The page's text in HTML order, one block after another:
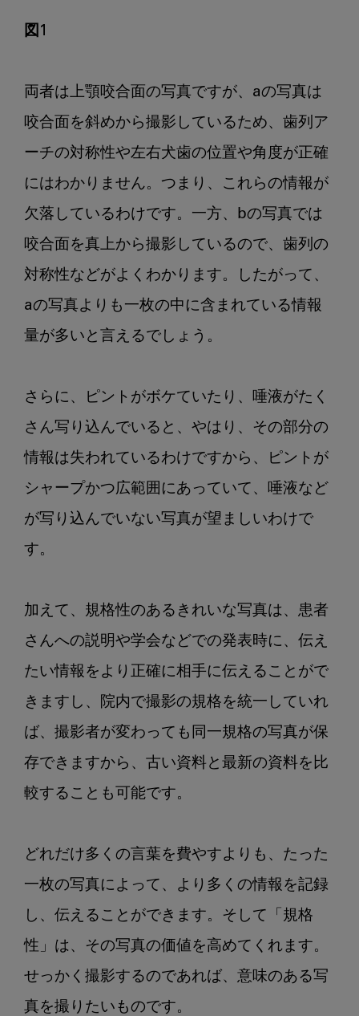
図1
両者は上顎咬合面の写真ですが、aの写真は
咬合面を斜めから撮影しているため、歯列ア
ーチの対称性や左右犬歯の位置や角度が正確
にはわかりません。つまり、これらの情報が
欠落しているわけです。一方、bの写真では
咬合面を真上から撮影しているので、歯列の
対称性などがよくわかります。したがって、
aの写真よりも一枚の中に含まれている情報
量が多いと言えるでしょう。
さらに、ピントがボケていたり、唾液がたく
さん写り込んでいると、やはり、その部分の
情報は失われているわけですから、ピントが
シャープかつ広範囲にあっていて、唾液など
が写り込んでいない写真が望ましいわけで
す。
加えて、規格性のあるきれいな写真は、患者
さんへの説明や学会などでの発表時に、伝え
たい情報をより正確に相手に伝えることがで
きますし、院内で撮影の規格を統一していれ
ば、撮影者が変わっても同一規格の写真が保
存できますから、古い資料と最新の資料を比
較することも可能です。
どれだけ多くの言葉を費やすよりも、たった
一枚の写真によって、より多くの情報を記録
し、伝えることができます。そして「規格
性」は、その写真の価値を高めてくれます。
せっかく撮影するのであれば、意味のある写
真を撮りたいものです。